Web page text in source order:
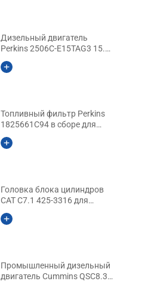
Дизельный двигатель
Perkins 2506C-E15TAG3 15.2
L для генераторной
установки
Топливный фильтр Perkins
1825661C94 в сборе для
двигателей серии 1306
Головка блока цилиндров
CAT C7.1 425-3316 для
экскаваторов CAT 323D2 /
320D2
Промышленный дизельный
двигатель Cummins QSC8.3-